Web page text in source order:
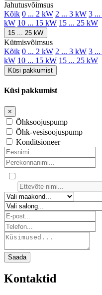
Jahutusvõimsus
Kõik 0 ... 2 kW 2 ... 3 kW 3
kW 10 ... 15 kW 15 ... 25 kW
15 ... 25 kW
Kütmisvõimsus
Kõik 0 ... 2 kW 2 ... 3 kW 3
kW 10 ... 15 kW 15 ... 25 kW
Küsi pakkumist
Küsi pakkumist
×
Õhksoojuspump
Õhk-vesisoojuspump
Konditsioneer
Saada
Kontaktid